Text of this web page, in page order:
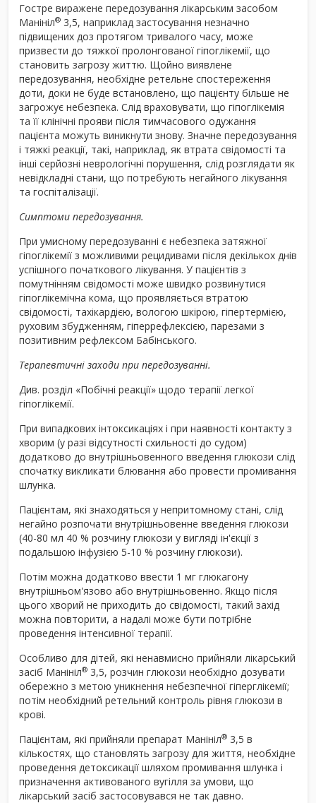
Гостре виражене передозування лікарським засобом
Манініл® 3,5, наприклад застосування незначно
підвищених доз протягом тривалого часу, може
призвести до тяжкої пролонгованої гіпоглікемії, що
становить загрозу життю. Щойно виявлене
передозування, необхідне ретельне спостереження
доти, доки не буде встановлено, що пацієнту більше не
загрожує небезпека. Слід враховувати, що гіпоглікемія
та її клінічні прояви після тимчасового одужання
пацієнта можуть виникнути знову. Значне передозування
і тяжкі реакції, такі, наприклад, як втрата свідомості та
інші серйозні неврологічні порушення, слід розглядати як
невідкладні стани, що потребують негайного лікування
та госпіталізації.
Симптоми передозування.
При умисному передозуванні є небезпека затяжної
гіпоглікемії з можливими рецидивами після декількох днів
успішного початкового лікування. У пацієнтів з
помутнінням свідомості може швидко розвинутися
гіпоглікемічна кома, що проявляється втратою
свідомості, тахікардією, вологою шкірою, гіпертермією,
руховим збудженням, гіперрефлексією, парезами з
позитивним рефлексом Бабінського.
Терапевтичні заходи при передозуванні.
Див. розділ «Побічні реакції» щодо терапії легкої
гіпоглікемії.
При випадкових інтоксикаціях і при наявності контакту з
хворим (у разі відсутності схильності до судом)
додатково до внутрішньовенного введення глюкози слід
спочатку викликати блювання або провести промивання
шлунка.
Пацієнтам, які знаходяться у непритомному стані, слід
негайно розпочати внутрішньовенне введення глюкози
(40-80 мл 40 % розчину глюкози у вигляді ін'єкції з
подальшою інфузією 5-10 % розчину глюкози).
Потім можна додатково ввести 1 мг глюкагону
внутрішньом'язово або внутрішньовенно. Якщо після
цього хворий не приходить до свідомості, такий захід
можна повторити, а надалі може бути потрібне
проведення інтенсивної терапії.
Особливо для дітей, які ненавмисно прийняли лікарський
засіб Манініл® 3,5, розчин глюкози необхідно дозувати
обережно з метою уникнення небезпечної гіперглікемії;
потім необхідний ретельний контроль рівня глюкози в
крові.
Пацієнтам, які прийняли препарат Манініл® 3,5 в
кількостях, що становлять загрозу для життя, необхідне
проведення детоксикації шляхом промивання шлунка і
призначення активованого вугілля за умови, що
лікарський засіб застосовувався не так давно.